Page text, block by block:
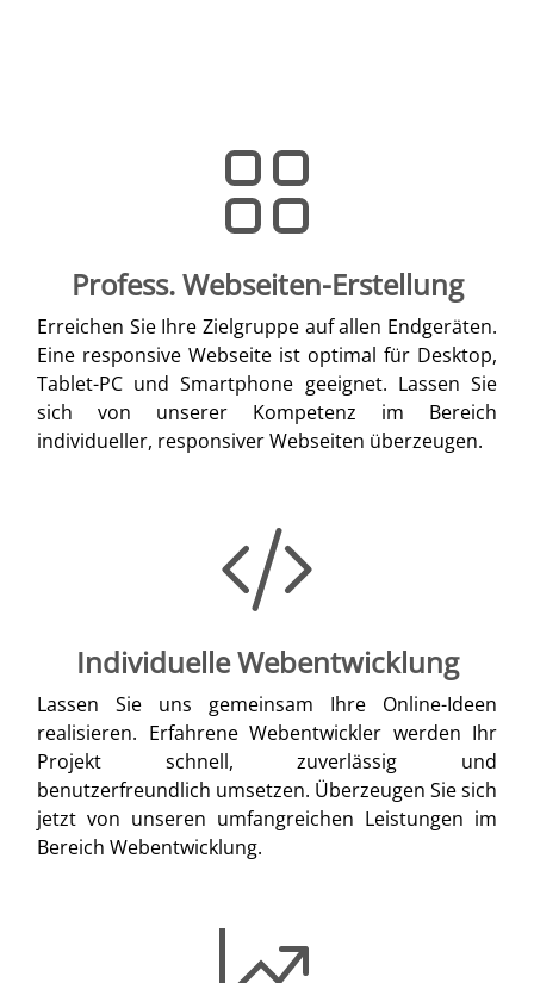
Profess. Webseiten-Erstellung
Erreichen Sie Ihre Zielgruppe auf allen Endgeräten.
Eine responsive Webseite ist optimal für Desktop,
Tablet-PC und Smartphone geeignet. Lassen Sie
sich von unserer Kompetenz im Bereich
individueller, responsiver Webseiten überzeugen.
Individuelle Webentwicklung
Lassen Sie uns gemeinsam Ihre Online-Ideen
realisieren. Erfahrene Webentwickler werden Ihr
Projekt schnell, zuverlässig und
benutzerfreundlich umsetzen. Überzeugen Sie sich
jetzt von unseren umfangreichen Leistungen im
Bereich Webentwicklung.